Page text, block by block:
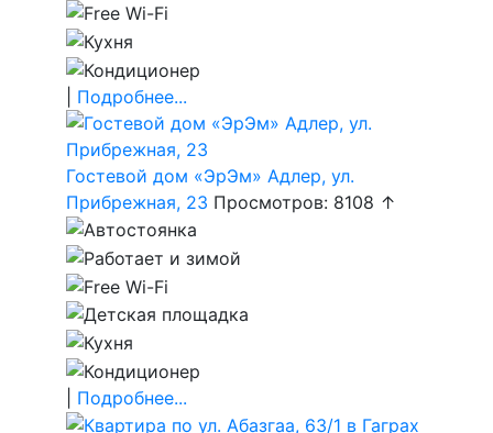
Подробнее...
Гостевой дом «ЭрЭм» Адлер, ул.
Прибрежная, 23 Просмотров: 8108 ↑
Подробнее...